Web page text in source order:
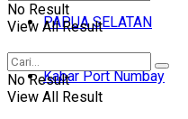
PAPUA SELATAN
Kabar Port Numbay
No Result
View All Result
No Result
View All Result